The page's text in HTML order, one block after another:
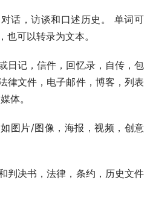
话，访谈和口述历史。 单词可
也可以转录为文本。
日记，信件，回忆录，自传，包
律文件，电子邮件，博客，列表
体。
图片/图像，海报，视频，创意
判决书，法律，条约，历史文件